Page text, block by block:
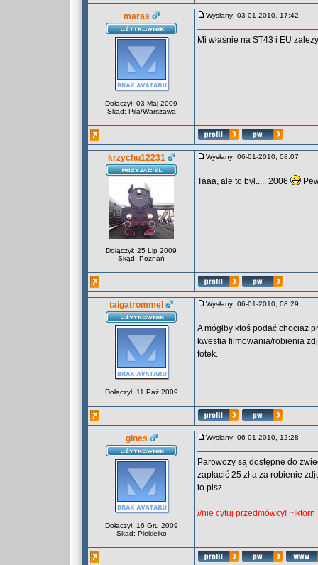
maras
Dołączył: 03 Maj 2009
Skąd: Piła/Warszawa
Wysłany: 03-01-2010, 17:42
Mi właśnie na ST43 i EU
krzychu12231
Dołączył: 25 Lip 2009
Skąd: Poznań
Wysłany: 06-01-2010, 08:07
Taaa, ale to był..... 2006
taigatrommel
Dołączył: 11 Paź 2009
Wysłany: 06-01-2010, 08:29
A mógłby ktoś podać chociaż
kwestia filmowania/robienia
fotek.
gines
Dołączył: 16 Gru 2009
Skąd: Piekiełko
Wysłany: 06-01-2010, 12:28
Parowozy są dostępne do
zapłacić 25 zł a za robienie
to pisz
//nie cytuj przedmówcy! ~Iktorn